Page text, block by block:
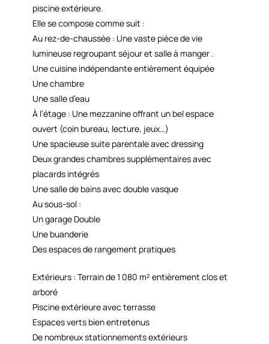
piscine extérieure.
Elle se compose comme suit :
Au rez-de-chaussée : Une vaste pièce de vie
lumineuse regroupant séjour et salle à manger .
Une cuisine indépendante entièrement équipée
Une chambre
Une salle d’eau
À l’étage : Une mezzanine offrant un bel espace
ouvert (coin bureau, lecture, jeux…)
Une spacieuse suite parentale avec dressing
Deux grandes chambres supplémentaires avec
placards intégrés
Une salle de bains avec double vasque
Au sous-sol :
Un garage Double
Une buanderie
Des espaces de rangement pratiques
Extérieurs : Terrain de 1 080 m² entièrement clos et
arboré
Piscine extérieure avec terrasse
Espaces verts bien entretenus
De nombreux stationnements extérieurs